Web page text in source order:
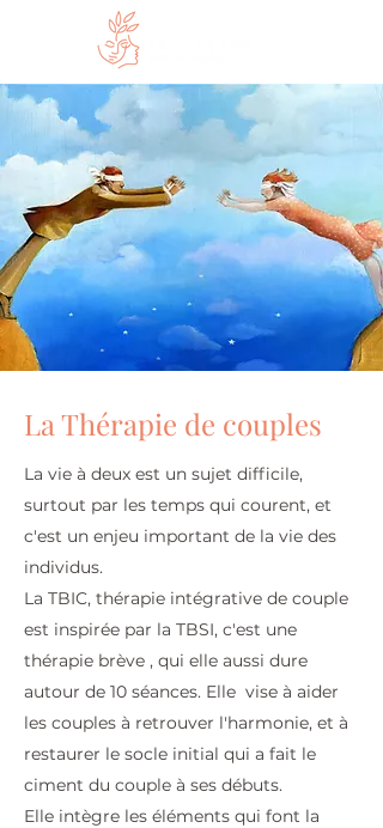
La Thérapie de couples
La vie à deux est un sujet difficile,
surtout par les temps qui courent, et
c'est un enjeu important de la vie des
individus.
La TBIC, thérapie intégrative de couple
est inspirée par la TBSI, c'est une
thérapie brève , qui elle aussi dure
autour de 10 séances. Elle vise à aider
les couples à retrouver l'harmonie, et à
restaurer le socle initial qui a fait le
ciment du couple à ses débuts.
Elle intègre les éléments qui font la